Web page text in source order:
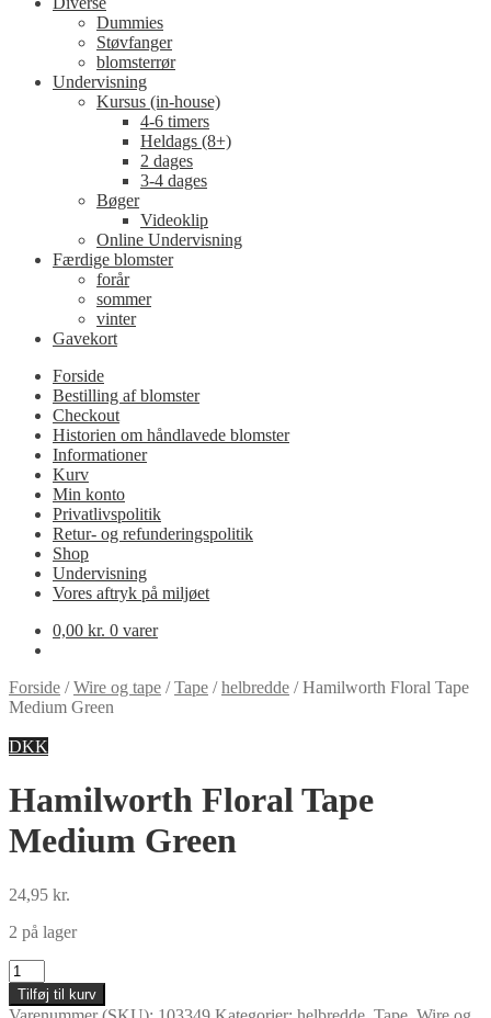
Dummies
Støvfanger
blomsterrør
Undervisning
Kursus (in-house)
4-6 timers
Heldags (8+)
2 dages
3-4 dages
Bøger
Videoklip
Online Undervisning
Færdige blomster
forår
sommer
vinter
Gavekort
Forside
Bestilling af blomster
Checkout
Historien om håndlavede blomster
Informationer
Kurv
Min konto
Privatlivspolitik
Retur- og refunderingspolitik
Shop
Undervisning
Vores aftryk på miljøet
0,00 kr. 0 varer
Forside /Wire og tape /Tape /helbredde /Hamilworth Floral Tape
Medium Green
DKK
Hamilworth Floral Tape
Medium Green
24,95 kr.
2 på lager
Hamilworth
Floral
Tape
Tilføj til kurv